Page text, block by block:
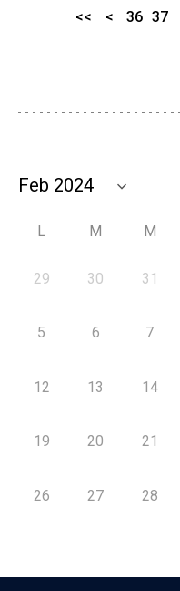
<< < 36 37
L M M
29 30 31
5 6 7
12 13 14
19 20 21
26 27 28